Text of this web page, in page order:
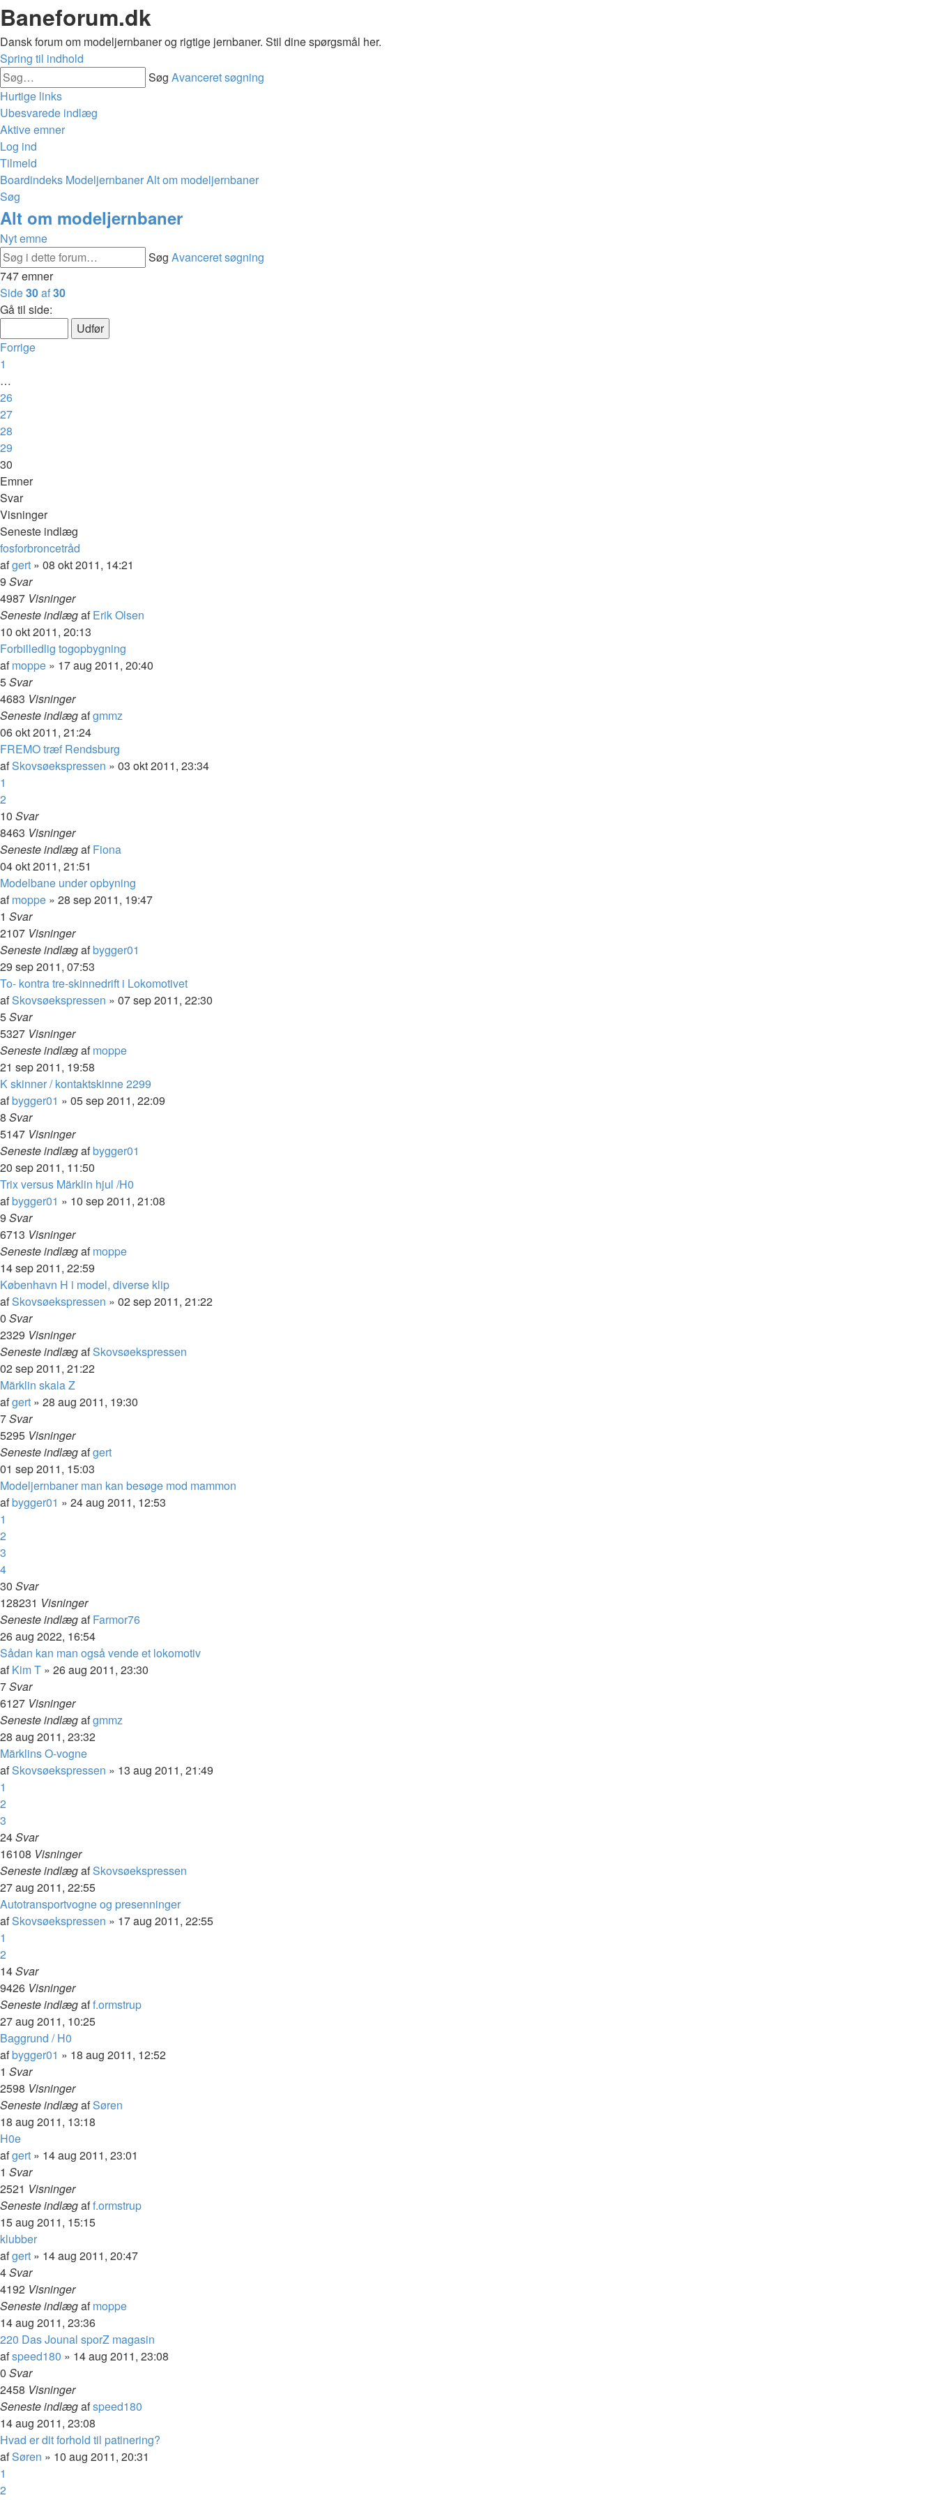
Baneforum.dk
Dansk forum om modeljernbaner og rigtige jernbaner. Stil dine spørgsmål her.
Spring til indhold
Søg Avanceret søgning
Hurtige links
Ubesvarede indlæg
Aktive emner
Log ind
Tilmeld
Boardindeks ModeljernbanerAlt om modeljernbaner
Søg
Alt om modeljernbaner
Nyt emne
Søg Avanceret søgning
747 emner
Side30af30
Gå til side:
Forrige
1
…
26
27
28
29
30
Emner
Svar
Visninger
Seneste indlæg
fosforbroncetråd
afgert » 08 okt 2011, 14:21
9 Svar
4987 Visninger
Seneste indlægafErik Olsen
10 okt 2011, 20:13
Forbilledlig togopbygning
afmoppe » 17 aug 2011, 20:40
5Svar
4683 Visninger
Seneste indlægafgmmz
06 okt 2011, 21:24
FREMO træf Rendsburg
afSkovsøekspressen » 03 okt 2011, 23:34
1
2
10 Svar
8463 Visninger
Seneste indlægafFiona
04 okt 2011, 21:51
Modelbane under opbyning
afmoppe » 28 sep 2011, 19:47
1 Svar
2107 Visninger
Seneste indlægafbygger01
29 sep 2011, 07:53
To- kontra tre-skinnedrift i Lokomotivet
afSkovsøekspressen » 07 sep 2011, 22:30
5Svar
5327 Visninger
Seneste indlægafmoppe
21 sep 2011, 19:58
K skinner / kontaktskinne 2299
afbygger01 » 05 sep 2011, 22:09
8 Svar
5147 Visninger
Seneste indlægafbygger01
20 sep 2011, 11:50
Trix versus Märklin hjul /H0
afbygger01 » 10 sep 2011, 21:08
9 Svar
6713 Visninger
Seneste indlægafmoppe
14 sep 2011, 22:59
København H i model, diverse klip
afSkovsøekspressen » 02 sep 2011, 21:22
0 Svar
2329 Visninger
Seneste indlægafSkovsøekspressen
02 sep 2011, 21:22
Märklin skala Z
afgert » 28 aug 2011, 19:30
7Svar
5295 Visninger
Seneste indlægafgert
01 sep 2011, 15:03
Modeljernbaner man kan besøge mod mammon
afbygger01 » 24 aug 2011, 12:53
1
2
3
4
30 Svar
128231 Visninger
Seneste indlægafFarmor76
26 aug 2022, 16:54
Sådan kan man også vende et lokomotiv
afKim T » 26 aug 2011, 23:30
7Svar
6127 Visninger
Seneste indlægafgmmz
28 aug 2011, 23:32
Märklins O-vogne
afSkovsøekspressen » 13 aug 2011, 21:49
1
2
3
24Svar
16108 Visninger
Seneste indlægafSkovsøekspressen
27 aug 2011, 22:55
Autotransportvogne og presenninger
afSkovsøekspressen » 17 aug 2011, 22:55
1
2
14Svar
9426 Visninger
Seneste indlægaff.ormstrup
27 aug 2011, 10:25
Baggrund / H0
afbygger01 » 18 aug 2011, 12:52
1 Svar
2598 Visninger
Seneste indlægafSøren
18 aug 2011, 13:18
H0e
afgert » 14 aug 2011, 23:01
1 Svar
2521 Visninger
Seneste indlægaff.ormstrup
15 aug 2011, 15:15
klubber
afgert » 14 aug 2011, 20:47
4Svar
4192 Visninger
Seneste indlægafmoppe
14 aug 2011, 23:36
220 Das Jounal sporZ magasin
afspeed180 » 14 aug 2011, 23:08
0 Svar
2458 Visninger
Seneste indlægafspeed180
14 aug 2011, 23:08
Hvad er dit forhold til patinering?
afSøren » 10 aug 2011, 20:31
1
2